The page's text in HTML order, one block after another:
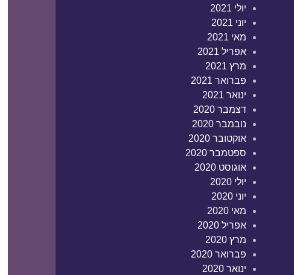
יולי 2021
יוני 2021
מאי 2021
אפריל 2021
מרץ 2021
פברואר 2021
ינואר 2021
דצמבר 2020
נובמבר 2020
אוקטובר 2020
ספטמבר 2020
אוגוסט 2020
יולי 2020
יוני 2020
מאי 2020
אפריל 2020
מרץ 2020
פברואר 2020
ינואר 2020